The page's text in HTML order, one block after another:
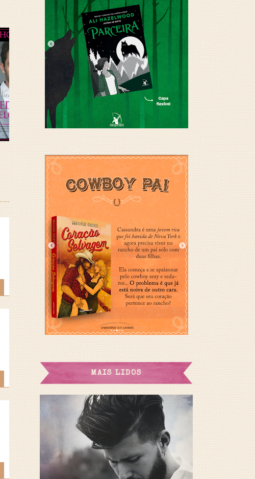
MAIS LIDOS